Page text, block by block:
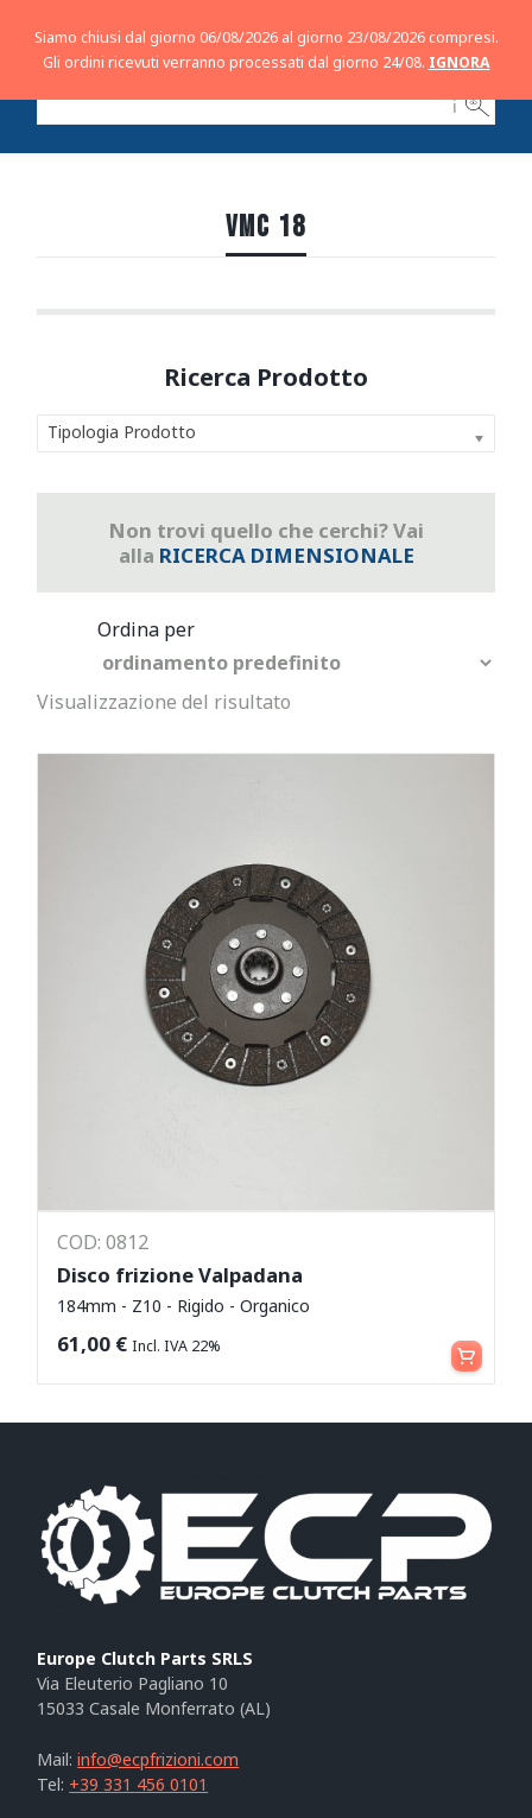
ℹ
VMC 18
Tipologia Prodotto
Non trovi quello che cerchi? Vai
alla RICERCA DIMENSIONALE
Visualizzazione del risultato
COD: 0812
Disco frizione Valpadana
184mm - Z10 - Rigido - Organico
61,00 € Incl. IVA 22% Aggiungi al carrello
Europe Clutch Parts SRLS
Via Eleuterio Pagliano 10
15033 Casale Monferrato (AL)
Mail:info@ecpfrizioni.com
Tel: +39 331 456 0101
Siamo chiusi dal giorno 06/08/2026 al giorno 23/08/2026 compresi.
Gli ordini ricevuti verranno processati dal giorno 24/08. IGNORA